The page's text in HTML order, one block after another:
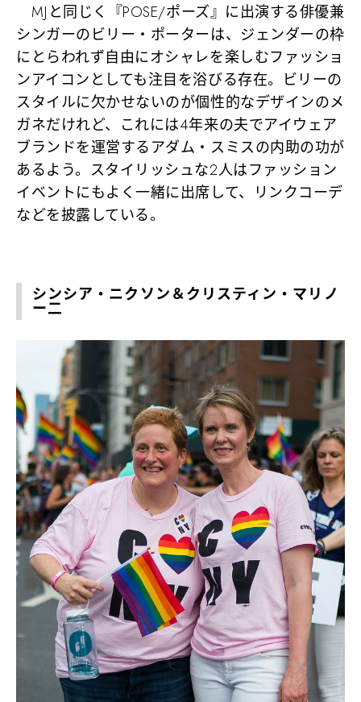
MJと同じく『POSE/ポーズ』に出演する俳優兼
シンガーのビリー・ポーターは、ジェンダーの枠
にとらわれず自由にオシャレを楽しむファッショ
ンアイコンとしても注目を浴びる存在。ビリーの
スタイルに欠かせないのが個性的なデザインのメ
ガネだけれど、これには4年来の夫でアイウェア
ブランドを運営するアダム・スミスの内助の功が
あるよう。スタイリッシュな2人はファッション
イベントにもよく一緒に出席して、リンクコーデ
などを披露している。
シンシア・ニクソン＆クリスティン・マリノ
ー二